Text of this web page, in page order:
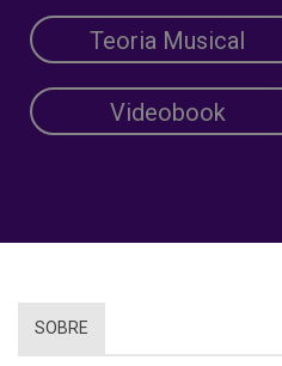
Teoria Musical
Videobook
SOBRE